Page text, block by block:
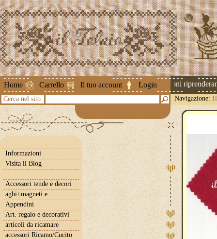
Home Carrello Il tuo account Login
Attenzione ! Le spedizioni
Cerca nel sito Navigazione:
scuro
Informazioni
Visita il Blog
Accessori tende e decori
aghi+magneti e..
Appendini
Art. regalo e decorativi
articoli da ricamare
accessori Ricamo/Cucito